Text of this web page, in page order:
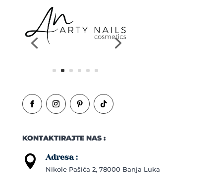
KONTAKTIRAJTE NAS :
 Adresa :
Nikole Pašića 2, 78000 Banja Luka